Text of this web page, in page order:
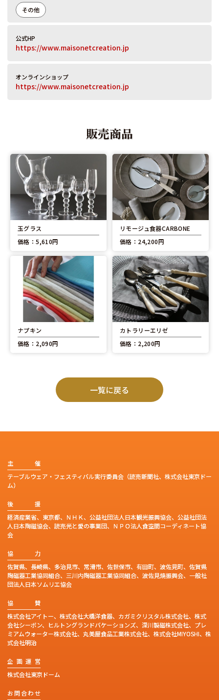
その他
公式HP
https://www.maisonetcreation.jp
オンラインショップ
https://www.maisonetcreation.jp
販売商品
玉グラス
価格：5,610円
リモージュ食器CARBONE
価格：24,200円
ナプキン
価格：2,090円
カトラリーエリゼ
価格：2,200円
一覧に戻る
主
催
テーブルウェア・フェスティバル実行委員会（読売新聞社、株式会社東京ドー
ム）
後
援
経済産業省、東京都、ＮＨＫ、公益社団法人日本観光振興協会、公益社団法
人日本陶磁協会、読売光と愛の事業団、ＮＰＯ法人食空間コーディネート協
会
協
力
佐賀県、長崎県、多治見市、常滑市、佐世保市、有田町、波佐見町、佐賀県
陶磁器工業協同組合、三川内陶磁器工業協同組合、波佐見焼振興会、一般社
団法人日本ソムリエ協会
協
賛
株式会社アイトー、株式会社大橋洋食器、カガミクリスタル株式会社、株式
会社シーボン、ヒルトングランドバケーションズ、深川製磁株式会社、プレ
ミアムウォーター株式会社、丸美屋食品工業株式会社、株式会社MIYOSHI、株
式会社明治
企 画 運 営
株式会社東京ドーム
お問合わせ